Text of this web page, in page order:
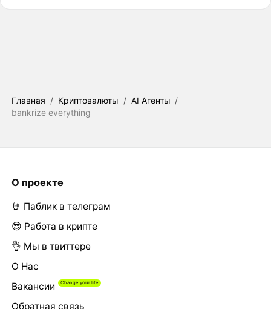
Главная / Криптовалюты / AI Агенты /
bankrize everything
О проекте
🤘 Паблик в телеграм
😎 Работа в крипте
👌 Мы в твиттере
О Нас
Вакансии
Обратная связь